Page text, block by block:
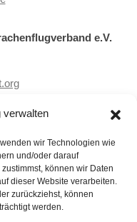
verwalten
wir Technologien wie
und/oder darauf
können wir Daten
dieser Website verarbeiten.
zurückziehst, können
werden.
e.V.